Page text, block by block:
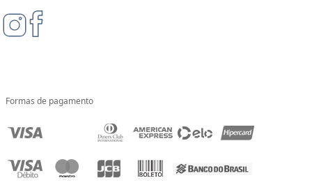
Formas de pagamento